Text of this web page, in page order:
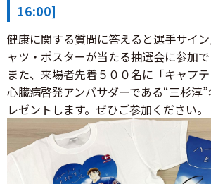
16:00]
健康に関する質問に答えると選手サイ
ャツ・ポスターが当たる抽選会に参加で
また、来場者先着５００名に「キャプ
心臓病啓発アンバサダーである“三杉淳
レゼントします。ぜひご参加ください。